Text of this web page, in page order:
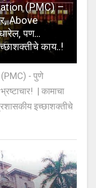
(PMC) –
Above
पण…
काय..!
- पुणे
| कामाचा
इच्छाशक्तीचे